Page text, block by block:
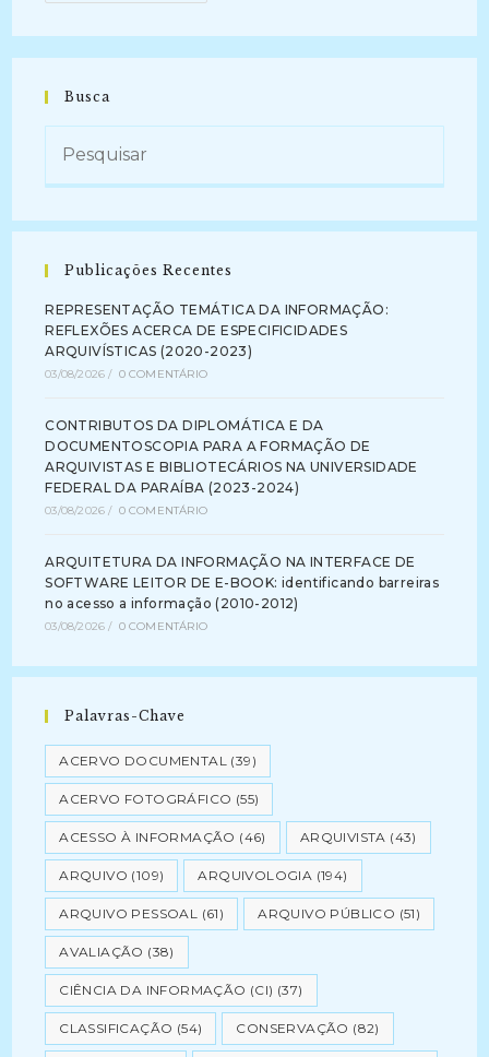
O
DAS
E
Tecnologias
Informação
E
No
Fazer
Arquivístico
(2019
–
2021)
Busca
Publicações Recentes
REPRESENTAÇÃO TEMÁTICA DA INFORMAÇÃO:
REFLEXÕES ACERCA DE ESPECIFICIDADES
ARQUIVÍSTICAS (2020-2023)
03/08/2026 / 0 COMENTÁRIO
CONTRIBUTOS DA DIPLOMÁTICA E DA
DOCUMENTOSCOPIA PARA A FORMAÇÃO DE
ARQUIVISTAS E BIBLIOTECÁRIOS NA UNIVERSIDADE
FEDERAL DA PARAÍBA (2023-2024)
03/08/2026 / 0 COMENTÁRIO
ARQUITETURA DA INFORMAÇÃO NA INTERFACE DE
SOFTWARE LEITOR DE E-BOOK: identificando barreiras
no acesso a informação (2010-2012)
03/08/2026 / 0 COMENTÁRIO
Palavras-Chave
ACERVO DOCUMENTAL (39)
ACERVO FOTOGRÁFICO (55)
ACESSO À INFORMAÇÃO (46) ARQUIVISTA (43)
ARQUIVO (109) ARQUIVOLOGIA (194)
ARQUIVO PESSOAL (61) ARQUIVO PÚBLICO (51)
AVALIAÇÃO (38)
CIÊNCIA DA INFORMAÇÃO (CI) (37)
CLASSIFICAÇÃO (54) CONSERVAÇÃO (82)